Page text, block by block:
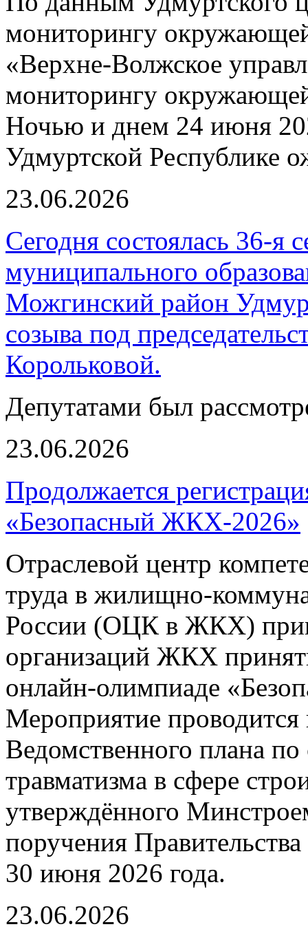
мониторингу
«Верхне-Волжское
мониторингу
Ночью и днем 24 июня
Удмуртской Республике
23.06.2026
Сегодня состоялась 36-я
муниципального
Можгинский район
созыва под
Корольковой.
Депутатами был
23.06.2026
Продолжается
«Безопасный ЖКХ-2026»
Отраслевой центр
труда в жилищно-
России (ОЦК в ЖКХ)
организаций ЖКХ
онлайн-олимпиаде
Мероприятие проводится
Ведомственного плана
травматизма в сфере
утверждённого
поручения
30 июня 2026 года.
23.06.2026